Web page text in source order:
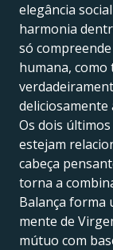
elegância
harmonia
só
humana, como
deliciosamente
Os dois últimos
estejam
cabeça
torna a
Balança forma
mente de
mútuo com